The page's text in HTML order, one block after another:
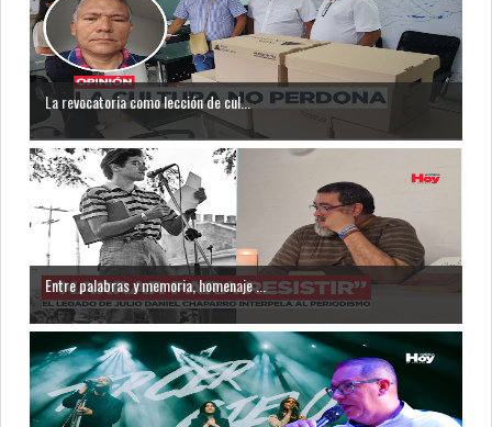
La revocatoria como lección de cul...
Entre palabras y memoria, homenaje ...